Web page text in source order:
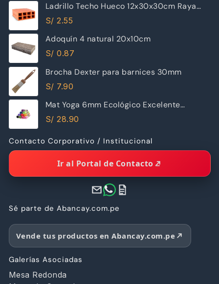
Ladrillo Techo Hueco 12x30x30cm Raya
Piramide
S/ 2.55
Adoquín 4 natural 20x10cm
S/ 0.87
Brocha Dexter para barnices 30mm
S/ 7.90
Mat Yoga 6mm Ecológico Excelente
Calidad
S/ 28.90
Contacto Corporativo / Institucional
Ir al Portal de Contacto
Sé parte de Abancay.com.pe
Vende tus productos en Abancay.com.pe
Galerías Asociadas
Mesa Redonda